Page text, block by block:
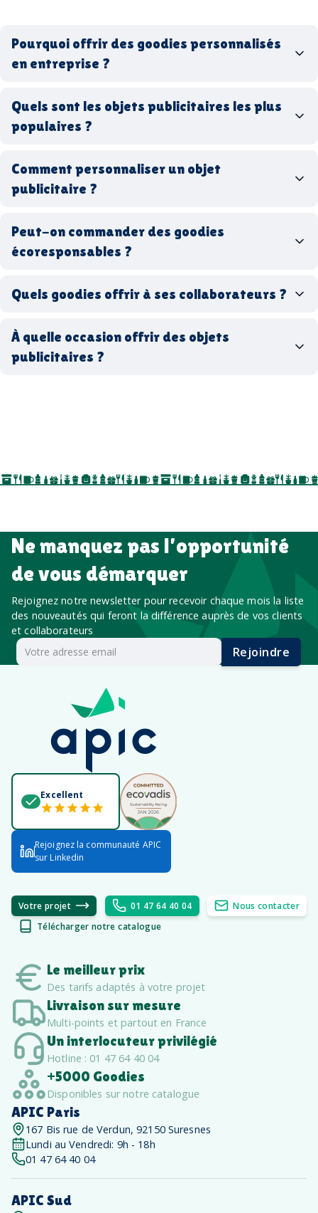
Pourquoi offrir des goodies personnalisés
en entreprise ?
Quels sont les objets publicitaires les plus
populaires ?
stylos personnalisés
tote bags publicitaires
gourdes réutilisables
France Made in Europe goodies hi-tech
Comment personnaliser un objet
publicitaire ?
Peut-on commander des goodies
écoresponsables ?
goodies écologiques
recyclés, fabriqués en France ou en Europe,
biodégradables ou réutilisables
Quels goodies offrir à ses collaborateurs ?
entreprise
goodies utiles au bureau
À quelle occasion offrir des objets
publicitaires ?
salon professionnel
Ne manquez pas l’opportunité
de vous démarquer
Rejoignez notre newsletter pour recevoir chaque mois la liste
des nouveautés qui feront la différence auprès de vos clients
et collaborateurs
Rejoindre
Excellent
Rejoignez la communauté APIC
sur Linkedin
Votre projet 01 47 64 40 04
Nous contacter
Télécharger notre catalogue
Le meilleur prix
Des tarifs adaptés à votre projet
Livraison sur mesure
Multi-points et partout en France
Un interlocuteur privilégié
Hotline : 01 47 64 40 04
+5000 Goodies
Disponibles sur notre catalogue
APIC Paris
167 Bis rue de Verdun, 92150 Suresnes
Lundi au Vendredi: 9h - 18h
01 47 64 40 04
APIC Sud